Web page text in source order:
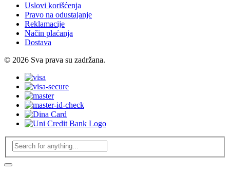
Uslovi korišćenja
Pravo na odustajanje
Reklamacije
Način plaćanja
Dostava
© 2026 Sva prava su zadržana.